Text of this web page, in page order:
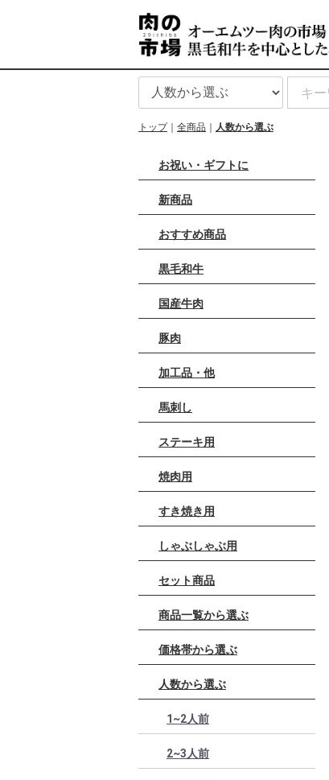
トップ 全商品 人数から選ぶ
お祝い・ギフトに
新商品
おすすめ商品
黒毛和牛
国産牛肉
豚肉
加工品・他
馬刺し
ステーキ用
焼肉用
すき焼き用
しゃぶしゃぶ用
セット商品
商品一覧から選ぶ
価格帯から選ぶ
人数から選ぶ
1~2人前
2~3人前